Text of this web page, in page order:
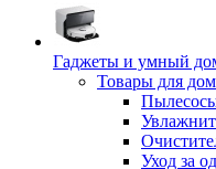
Гаджеты и умный
Товары для
Уход за